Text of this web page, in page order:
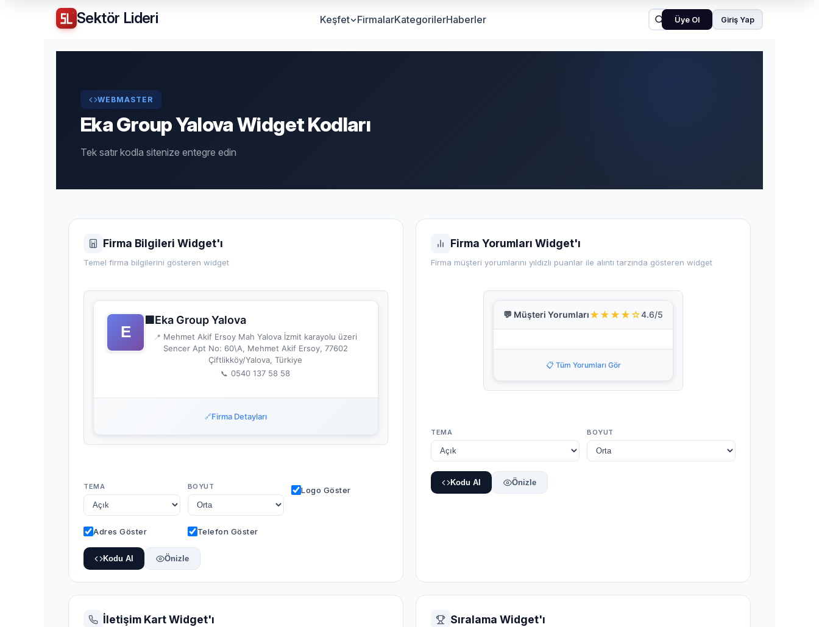
Sektör Lideri Keşfet FirmalarKategorilerHaberler Üye Ol Giriş Yap
WEBMASTER
Eka Group Yalova Widget Kodları
Tek satır kodla sitenize entegre edin
Firma Bilgileri Widget'ı
Temel firma bilgilerini gösteren widget
🏢Eka Group Yalova
📍 Mehmet Akif Ersoy Mah Yalova İzmit karayolu üzeri
Sencer Apt No: 60\A, Mehmet Akif Ersoy, 77602
Çiftlikköy/Yalova, Türkiye
📞 0540 137 58 58
🔗Firma Detayları
TEMA BOYUT Logo Göster
Adres Göster Telefon Göster
Kodu Al Önizle
Firma Yorumları Widget'ı
Firma müşteri yorumlarını yıldızlı puanlar ile alıntı tarzında gösteren widget
💬 Müşteri Yorumları★★★★☆4.6/5
📋 Tüm Yorumları Gör
TEMA BOYUT
Kodu Al Önizle
İletişim Kart Widget'ı Sıralama Widget'ı